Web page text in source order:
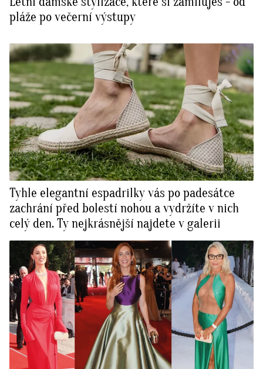
pláže po večerní výstupy
Tyhle elegantní espadrilky vás po padesátce
zachrání před bolestí nohou a vydržíte v nich
celý den. Ty nejkrásnější najdete v galerii